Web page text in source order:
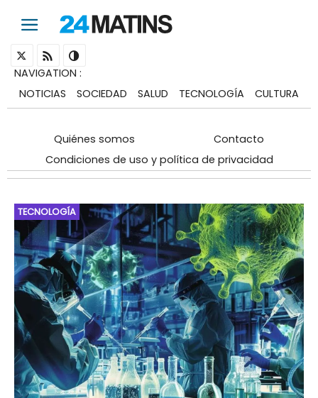
NAVIGATION :
NOTICIAS
SOCIEDAD SALUD TECNOLOGÍA CULTURA
Quiénes somos
Contacto
Condiciones de uso y política de privacidad
TECNOLOGÍA